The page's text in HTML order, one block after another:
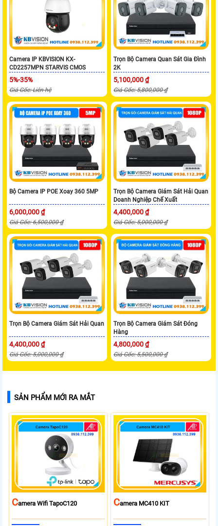
Camera IP KBVISION KX-
CD2257MPN STARVIS CMOS
5%-35%
Giá Gốc: Liên hệ
Trọn Bộ Camera Quan Sát Gia Đình
2K
5,100,000 ₫
Giá Gốc: 5,800,000 ₫
Bộ Camera IP POE Xoay 360 5MP
6,000,000 ₫
Giá Gốc: 6,500,000 ₫
Trọn Bộ Camera Giám Sát Hải Quan
Doanh Nghiệp Chế Xuất
4,400,000 ₫
Giá Gốc: 5,000,000 ₫
Trọn Bộ Camera Giám Sát Hải Quan
4,400,000 ₫
Giá Gốc: 5,000,000 ₫
Trọn Bộ Camera Giám Sát Đóng
Hàng
4,800,000 ₫
Giá Gốc: 5,500,000 ₫
SẢN PHẨM MỚI RA MẮT
CAmera Wifi TapoC120 CAmera MC410 KIT